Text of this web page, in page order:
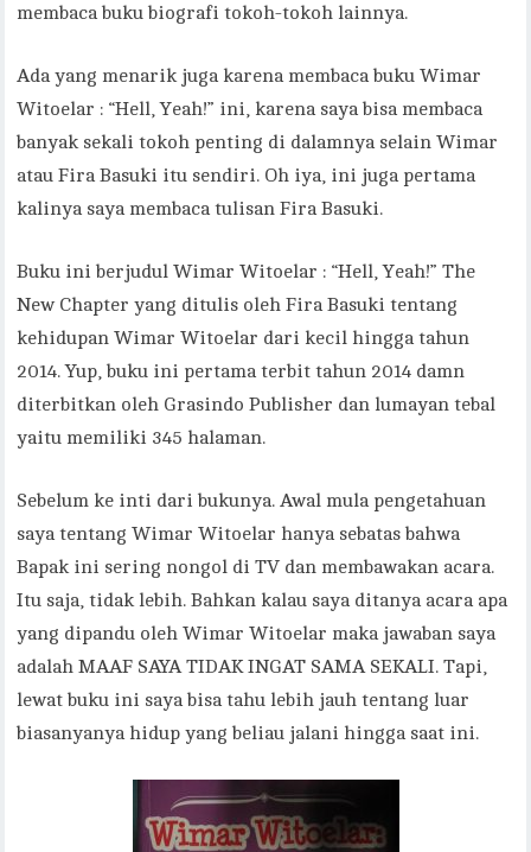
membaca buku biografi tokoh-tokoh lainnya.
Ada yang menarik juga karena membaca buku Wimar
Witoelar : “Hell, Yeah!” ini, karena saya bisa membaca
banyak sekali tokoh penting di dalamnya selain Wimar
atau Fira Basuki itu sendiri. Oh iya, ini juga pertama
kalinya saya membaca tulisan Fira Basuki.
Buku ini berjudul Wimar Witoelar : “Hell, Yeah!” The
New Chapter yang ditulis oleh Fira Basuki tentang
kehidupan Wimar Witoelar dari kecil hingga tahun
2014. Yup, buku ini pertama terbit tahun 2014 damn
diterbitkan oleh Grasindo Publisher dan lumayan tebal
yaitu memiliki 345 halaman.
Sebelum ke inti dari bukunya. Awal mula pengetahuan
saya tentang Wimar Witoelar hanya sebatas bahwa
Bapak ini sering nongol di TV dan membawakan acara.
Itu saja, tidak lebih. Bahkan kalau saya ditanya acara apa
yang dipandu oleh Wimar Witoelar maka jawaban saya
adalah MAAF SAYA TIDAK INGAT SAMA SEKALI. Tapi,
lewat buku ini saya bisa tahu lebih jauh tentang luar
biasanyanya hidup yang beliau jalani hingga saat ini.